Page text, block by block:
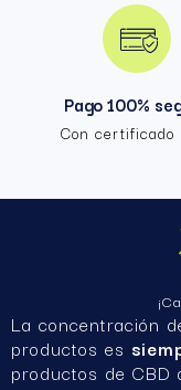
Pago 100%
Con certificado
La concentración
productos es
productos de CBD